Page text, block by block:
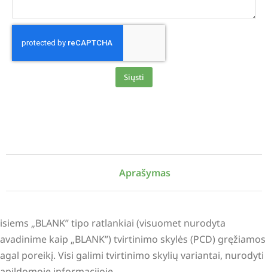
Siųsti
Aprašymas
„BLANK” tipo ratlankiai (visuomet nurodyta
kaip „BLANK”) tvirtinimo skylės (PCD) gręžiamos
poreikį. Visi galimi tvirtinimo skylių variantai, nurodyti